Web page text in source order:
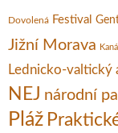
Dovolená Festival
Jižní Morava
Lednicko-valtický
NEJ národní
Pláž